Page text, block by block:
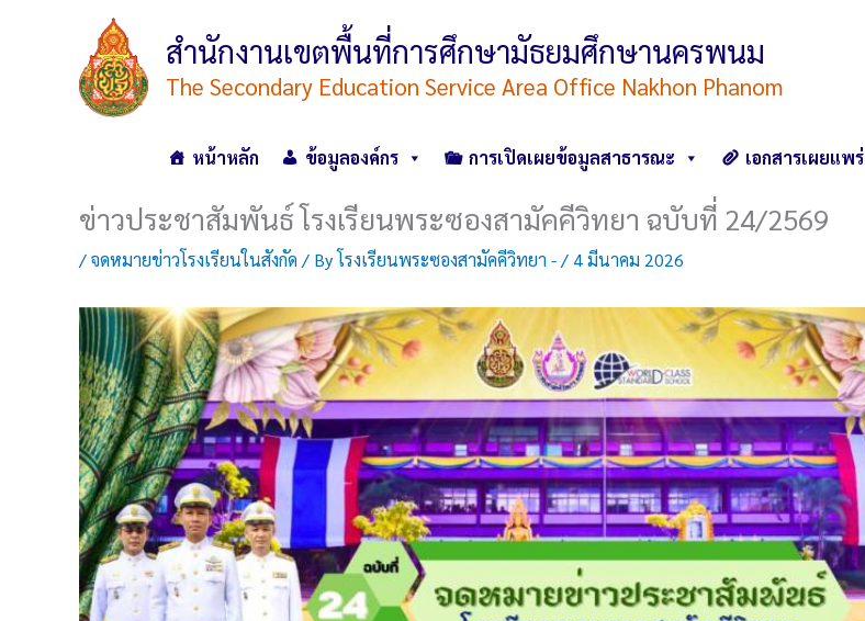
สำนักงานเขตพื้นที่การศึกษามัธยมศึกษานครพนม
The Secondary Education Service Area Office Nakhon Phanom
หน้าหลัก ข้อมูลองค์กร การเปิดเผยข้อมูลสาธารณะ เอกสารเผยแพร่
ข่าวประชาสัมพันธ์ โรงเรียนพระซองสามัคคีวิทยา ฉบับที่ 24/2569
/จดหมายข่าวโรงเรียนในสังกัด / Byโรงเรียนพระซองสามัคคีวิทยา -/ 4 มีนาคม 2026